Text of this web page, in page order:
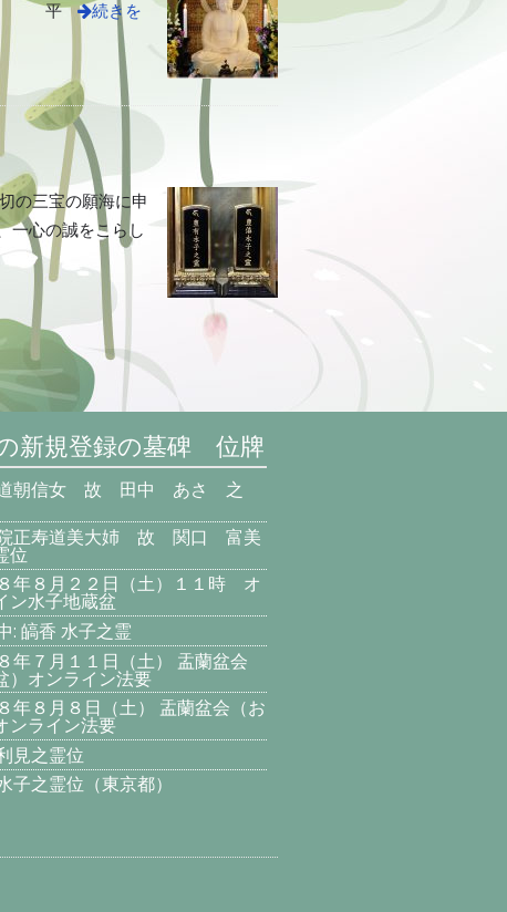
位 平
続きを
の三宝の願海に申
心の誠をこらし
新規登録の墓碑 位牌
道朝信女 故 田中 あさ 之
正寿道美大姉 故 関口 富美
位
年８月２２日（土）１１時 オ
ン水子地蔵盆
: 皜香 水子之霊
年７月１１日（土） 盂蘭盆会
）オンライン法要
年８月８日（土） 盂蘭盆会（お
ンライン法要
見之霊位
子之霊位（東京都）